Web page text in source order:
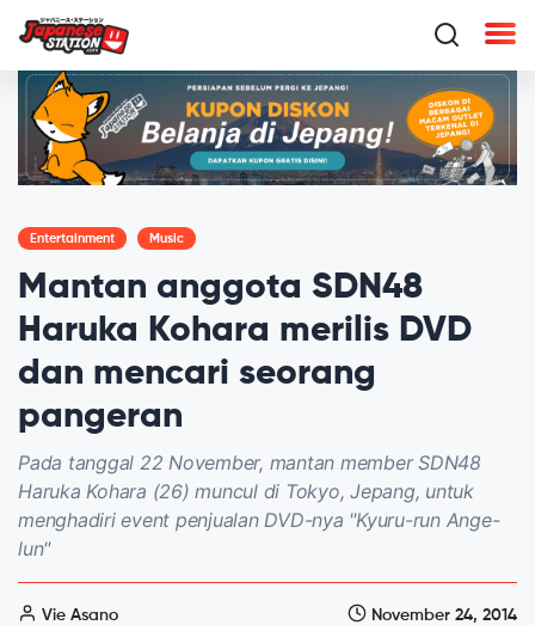
Entertainment Music
Mantan anggota SDN48
Haruka Kohara merilis DVD
dan mencari seorang
pangeran
Pada tanggal 22 November, mantan member SDN48
Haruka Kohara (26) muncul di Tokyo, Jepang, untuk
menghadiri event penjualan DVD-nya "Kyuru-run Ange-
lun"
Vie Asano November 24, 2014